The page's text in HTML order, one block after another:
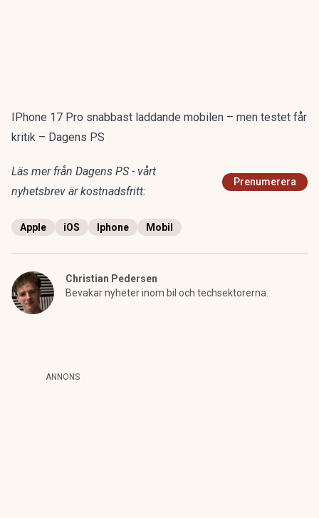
IPhone 17 Pro snabbast laddande mobilen – men testet får
kritik – Dagens PS
Läs mer från Dagens PS - vårt
nyhetsbrev är kostnadsfritt:
Prenumerera
Apple iOS Iphone Mobil
Christian Pedersen
Bevakar nyheter inom bil och techsektorerna.
ANNONS